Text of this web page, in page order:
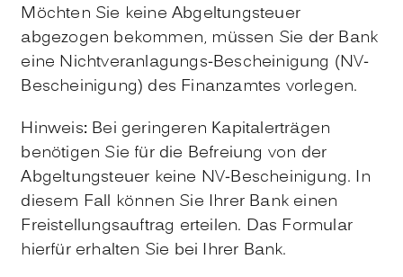
Möchten Sie keine Abgeltungsteuer
abgezogen bekommen, müssen Sie der Bank
eine Nichtveranlagungs-Bescheinigung (NV-
Bescheinigung) des Finanzamtes vorlegen.
Hinweis: Bei geringeren Kapitalerträgen
benötigen Sie für die Befreiung von der
Abgeltungsteuer keine NV-Bescheinigung. In
diesem Fall können Sie Ihrer Bank einen
Freistellungsauftrag erteilen. Das Formular
hierfür erhalten Sie bei Ihrer Bank.